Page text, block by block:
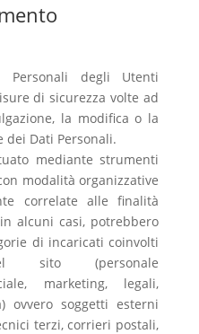
degli Utenti
di sicurezza volte ad
la modifica o la
Dati Personali.
mediante strumenti
modalità organizzative
correlate alle finalità
alcuni casi, potrebbero
di incaricati coinvolti
del sito (personale
marketing, legali,
ovvero soggetti esterni
terzi, corrieri postali,